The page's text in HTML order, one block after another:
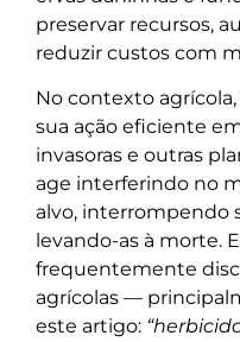
preservar recursos,
reduzir custos com
No contexto agrícola,
sua ação eficiente
invasoras e outras
age interferindo no
alvo, interrompendo
levando-as à morte.
frequentemente
agrícolas —
este artigo: